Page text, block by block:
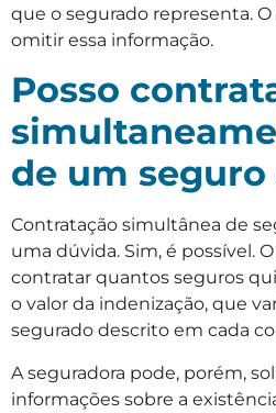
que o segurado representa.
omitir essa informação.
Posso
de um seguro
Contratação simultânea de
uma dúvida. Sim, é possível.
contratar quantos seguros
o valor da indenização, que
segurado descrito em cada
A seguradora pode, porém,
informações sobre a